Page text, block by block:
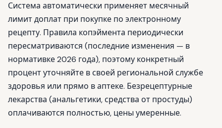
Система автоматически применяет месячный
лимит доплат при покупке по электронному
рецепту. Правила копэймента периодически
пересматриваются (последние изменения — в
нормативке 2026 года), поэтому конкретный
процент уточняйте в своей региональной службе
здоровья или прямо в аптеке. Безрецептурные
лекарства (анальгетики, средства от простуды)
оплачиваются полностью, цены умеренные.